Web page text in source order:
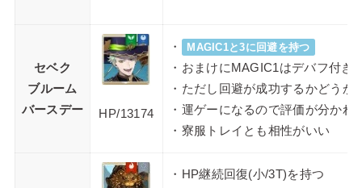
セベク
ブルーム
バースデー
HP/13174
・ MAGIC1と3に回避を持つ
・おまけにMAGIC1はデバフ付き
・ただし回避が成功するかどうか
・運ゲーになるので評価が分かれ
・寮服トレイとも相性がいい
・HP継続回復(小/3T)を持つ